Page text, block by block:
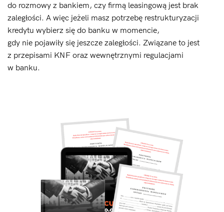
do rozmowy z bankiem, czy firmą leasingową jest brak
zaległości. A więc jeżeli masz potrzebę restrukturyzacji
kredytu wybierz się do banku w momencie,
gdy nie pojawiły się jeszcze zaległości. Związane to jest
z przepisami KNF oraz wewnętrznymi regulacjami
w banku.